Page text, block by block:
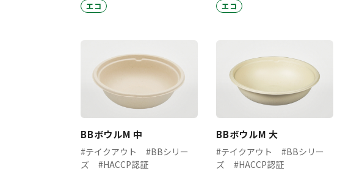
エコ エコ
BBボウルM 中
#テイクアウト
#BBシリー
ズ
#HACCP認証
BBボウルM 大
#テイクアウト
#BBシリー
ズ
#HACCP認証